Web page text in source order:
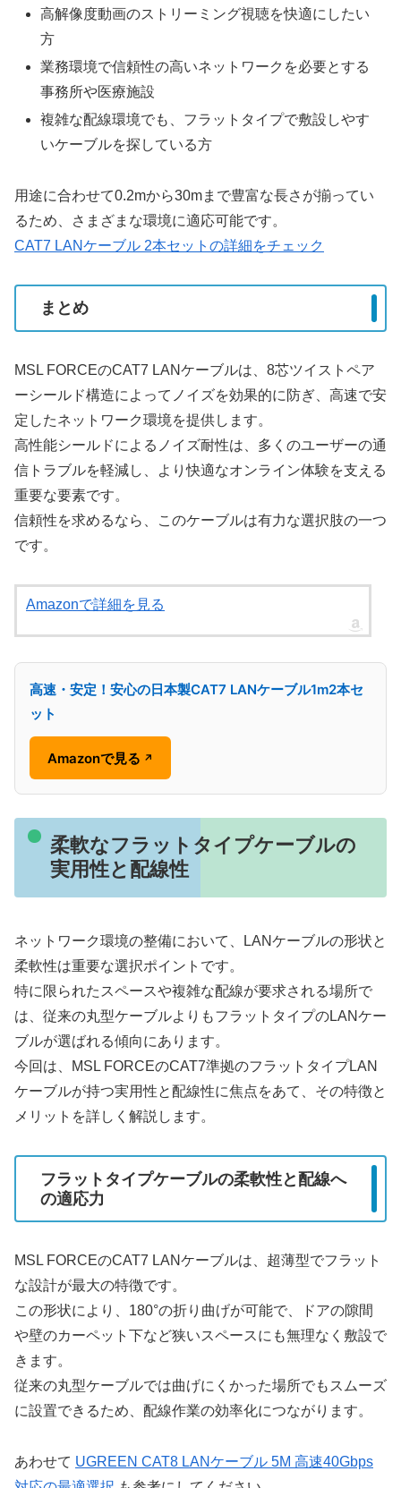
高解像度動画のストリーミング視聴を快適にしたい
方
業務環境で信頼性の高いネットワークを必要とする
事務所や医療施設
複雑な配線環境でも、フラットタイプで敷設しやす
いケーブルを探している方
用途に合わせて0.2mから30mまで豊富な長さが揃ってい
るため、さまざまな環境に適応可能です。
CAT7 LANケーブル 2本セットの詳細をチェック
まとめ
MSL FORCEのCAT7 LANケーブルは、8芯ツイストペア
ーシールド構造によってノイズを効果的に防ぎ、高速で安
定したネットワーク環境を提供します。
高性能シールドによるノイズ耐性は、多くのユーザーの通
信トラブルを軽減し、より快適なオンライン体験を支える
重要な要素です。
信頼性を求めるなら、このケーブルは有力な選択肢の一つ
です。
Amazonで詳細を見る
高速・安定！安心の日本製CAT7 LANケーブル1m2本セ
ット
Amazonで見る ↗
柔軟なフラットタイプケーブルの
実用性と配線性
ネットワーク環境の整備において、LANケーブルの形状と
柔軟性は重要な選択ポイントです。
特に限られたスペースや複雑な配線が要求される場所で
は、従来の丸型ケーブルよりもフラットタイプのLANケー
ブルが選ばれる傾向にあります。
今回は、MSL FORCEのCAT7準拠のフラットタイプLAN
ケーブルが持つ実用性と配線性に焦点をあて、その特徴と
メリットを詳しく解説します。
フラットタイプケーブルの柔軟性と配線へ
の適応力
MSL FORCEのCAT7 LANケーブルは、超薄型でフラット
な設計が最大の特徴です。
この形状により、180°の折り曲げが可能で、ドアの隙間
や壁のカーペット下など狭いスペースにも無理なく敷設で
きます。
従来の丸型ケーブルでは曲げにくかった場所でもスムーズ
に設置できるため、配線作業の効率化につながります。
あわせて UGREEN CAT8 LANケーブル 5M 高速40Gbps